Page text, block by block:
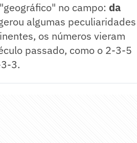
no campo: da
algumas peculiaridades
os números vieram
passado, como o 2-3-5
3.